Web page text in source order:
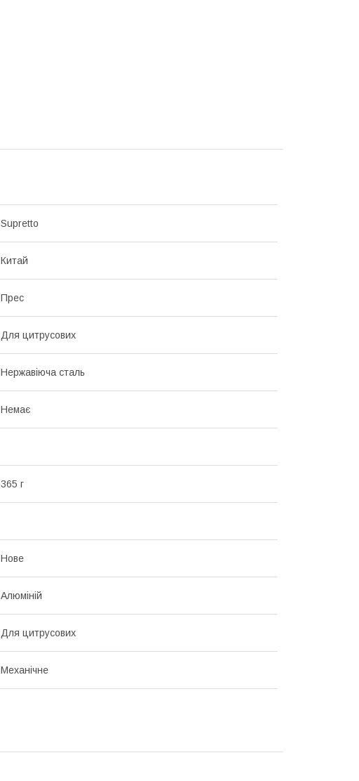
Supretto
Китай
Прес
Для цитрусових
Нержавіюча сталь
Немає
365 г
Нове
Алюміній
Для цитрусових
Механічне